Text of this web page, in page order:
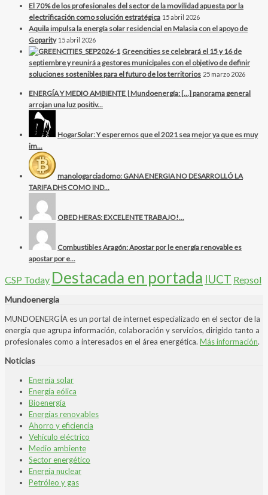
El 70% de los profesionales del sector de la movilidad apuesta por la
electrificación como solución estratégica 15 abril 2026
Aquila impulsa la energía solar residencial en Malasia con el apoyo de
Goparity 15 abril 2026
Greencities se celebrará el 15 y 16 de
septiembre y reunirá a gestores municipales con el objetivo de definir
soluciones sostenibles para el futuro de los territorios 25 marzo 2026
ENERGÍA Y MEDIO AMBIENTE | Mundoenergía: […] panorama general
arrojan una luz positiv...
HogarSolar: Y esperemos que el 2021 sea mejor ya que es muy
im...
manologarciadomo: GANA ENERGIA NO DESARROLLÓ LA
TARIFA DHS COMO IND...
OBED HERAS: EXCELENTE TRABAJO!...
Combustibles Aragón: Apostar por le energía renovable es
apostar por e...
CSP Today Destacada en portada IUCT Repsol
Mundoenergia
MUNDOENERGÍA es un portal de internet especializado en el sector de la
energía que agrupa información, colaboración y servicios, dirigido tanto a
profesionales como a interesados en el área energética. Más información.
Noticias
Energía solar
Energía eólica
Bioenergía
Energías renovables
Ahorro y eficiencia
Vehículo eléctrico
Medio ambiente
Sector energético
Energía nuclear
Petróleo y gas